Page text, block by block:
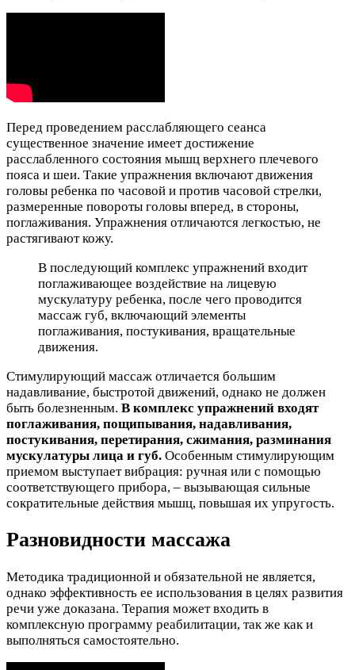
Перед проведением расслабляющего сеанса
существенное значение имеет достижение
расслабленного состояния мышц верхнего плечевого
пояса и шеи. Такие упражнения включают движения
головы ребенка по часовой и против часовой стрелки,
размеренные повороты головы вперед, в стороны,
поглаживания. Упражнения отличаются легкостью, не
растягивают кожу.
В последующий комплекс упражнений входит
поглаживающее воздействие на лицевую
мускулатуру ребенка, после чего проводится
массаж губ, включающий элементы
поглаживания, постукивания, вращательные
движения.
Стимулирующий массаж отличается большим
надавливание, быстротой движений, однако не должен
быть болезненным. В комплекс упражнений входят
поглаживания, пощипывания, надавливания,
постукивания, перетирания, сжимания, разминания
мускулатуры лица и губ. Особенным стимулирующим
приемом выступает вибрация: ручная или с помощью
соответствующего прибора, – вызывающая сильные
сократительные действия мышц, повышая их упругость.
Разновидности массажа
Методика традиционной и обязательной не является,
однако эффективность ее использования в целях развития
речи уже доказана. Терапия может входить в
комплексную программу реабилитации, так же как и
выполняться самостоятельно.